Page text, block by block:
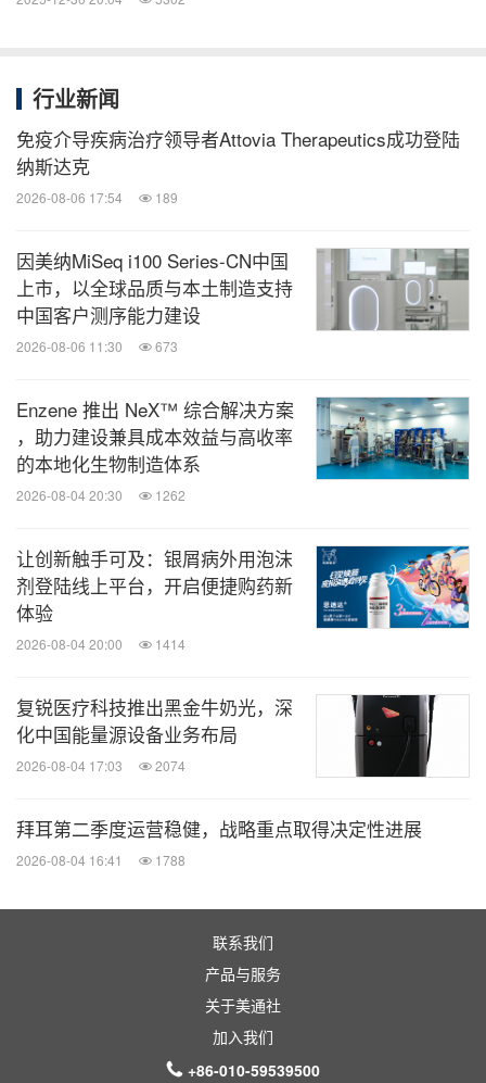
新药物惠及全球数百万患者。更多信息，请访问
w.astrazeneca.com。
关于和黄医药
和黄医药（纳斯达克/伦敦证交所：HCM；香港交易
所：13）是一家处于商业化阶段的创新型生物医药公
司，致力于发现、全球开发和商业化治疗癌症和免疫
5,000名员工，其中核心的肿瘤/免疫业务拥有约
1,800人的团队。自成立以来，和黄医药在全球范围
内致力于将自主发现的抗肿瘤候选药物惠及患者，其
更多详情，请访问：www.hutch–med.com或关注我
们的领英专页。
参考资料
1. World Health Organization. International Agency
for Research on Cancer. All cancers fact sheet.
cancers/39-All-cancers-fact-sheet.pdf.Accessed
November 2022.
https://www.cancer.org/cancer/lung-can
cer/about/what-is.html.Accessed
3. Knight SB, et al. Progress and prospects of early
detection in lung cancer. Open Biol. 2017;7(9):
行业新闻
免疫介导疾病治疗领导者Attovia Therapeutics成功登陆
纳斯达克
2026-08-06 17:54 189
因美纳MiSeq i100 Series-CN中国
上市，以全球品质与本土制造支持
中国客户测序能力建设
2026-08-06 11:30 673
Enzene 推出 NeX™ 综合解决方案
，助力建设兼具成本效益与高收率
的本地化生物制造体系
2026-08-04 20:30 1262
让创新触手可及：银屑病外用泡沫
剂登陆线上平台，开启便捷购药新
体验
2026-08-04 20:00 1414
复锐医疗科技推出黑金牛奶光，深
化中国能量源设备业务布局
2026-08-04 17:03 2074
拜耳第二季度运营稳健，战略重点取得决定性进展
2026-08-04 16:41 1788
联系我们
产品与服务
关于美通社
加入我们
+86-010-59539500